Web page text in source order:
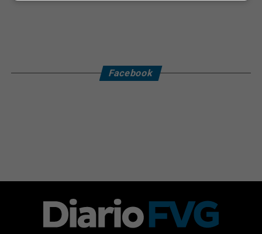
Facebook